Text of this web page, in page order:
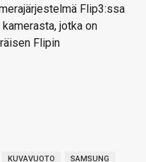
Flip3:ssa
jotka on
Flipin
KUVAVUOTO SAMSUNG